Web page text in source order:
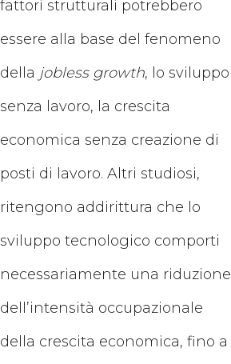
fattori strutturali potrebbero
essere alla base del fenomeno
della jobless growth, lo sviluppo
senza lavoro, la crescita
economica senza creazione di
posti di lavoro. Altri studiosi,
ritengono addirittura che lo
sviluppo tecnologico comporti
necessariamente una riduzione
dell’intensità occupazionale
della crescita economica, fino a